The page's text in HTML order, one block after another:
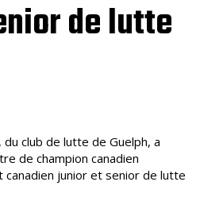
de lutte
du club de lutte de Guelph, a
de champion canadien
canadien junior et senior de lutte